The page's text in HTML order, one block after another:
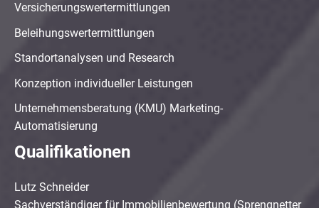
Versicherungswertermittlungen
Beleihungswertermittlungen
Standortanalysen und Research
Konzeption individueller Leistungen
Unternehmensberatung (KMU) Marketing-
Automatisierung
Qualifikationen
Lutz Schneider
Sachverständiger für Immobilienbewertung (Sprengnetter